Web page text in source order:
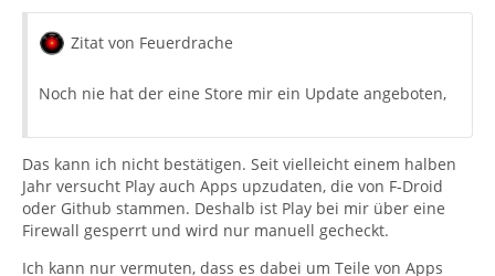
Zitat von Feuerdrache
Noch nie hat der eine Store mir ein Update angeboten,
Das kann ich nicht bestätigen. Seit vielleicht einem halben
Jahr versucht Play auch Apps upzudaten, die von F-Droid
oder Github stammen. Deshalb ist Play bei mir über eine
Firewall gesperrt und wird nur manuell gecheckt.
Ich kann nur vermuten, dass es dabei um Teile von Apps